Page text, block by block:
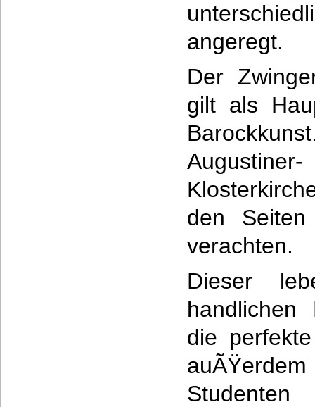
angeregt.
Der
gilt als
den
verachten.
Dieser
handlichen
die
Studenten